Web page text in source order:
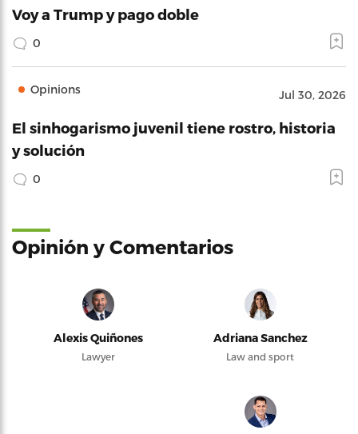
Voy a Trump y pago doble
0
Opinions Jul 30, 2026
El sinhogarismo juvenil tiene rostro, historia
y solución
0
Opinión y Comentarios
Alexis Quiñones
Lawyer
Adriana Sanchez
Law and sport